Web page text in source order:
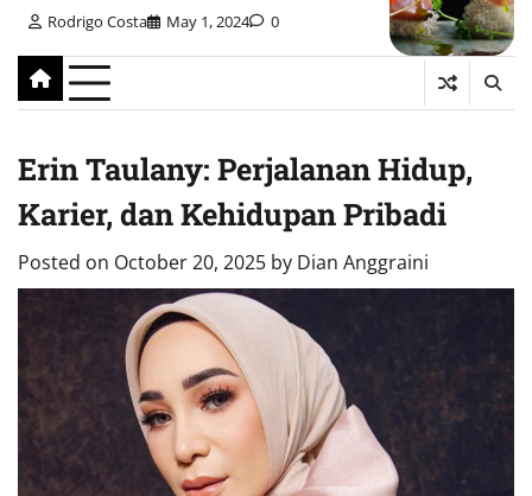
Rodrigo Costa May 1, 2024 0
Erin Taulany: Perjalanan Hidup,
Karier, dan Kehidupan Pribadi
Posted on October 20, 2025 by Dian Anggraini